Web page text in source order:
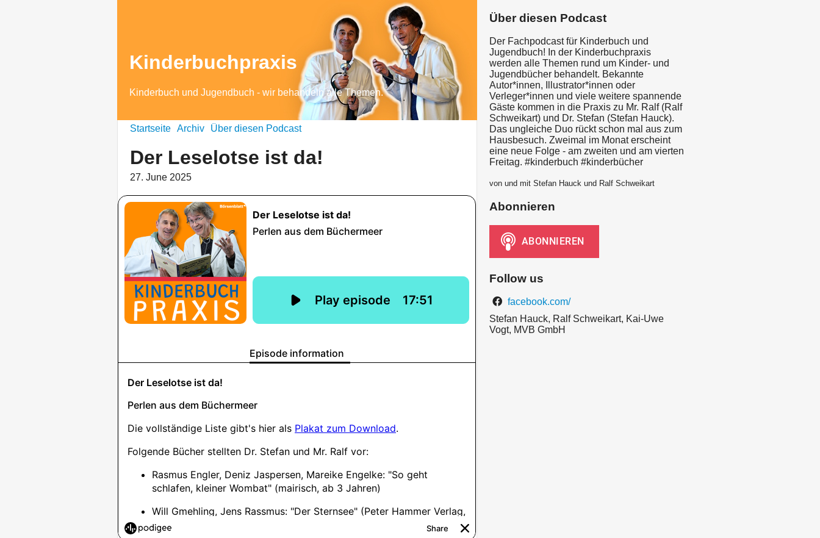
Kinderbuchpraxis
Kinderbuch und Jugendbuch - wir behandeln alle Themen.
Startseite Archiv Über diesen Podcast
Der Leselotse ist da!
27. June 2025
Über diesen Podcast
Der Fachpodcast für Kinderbuch und
Jugendbuch! In der Kinderbuchpraxis
werden alle Themen rund um Kinder- und
Jugendbücher behandelt. Bekannte
Autor*innen, Illustrator*innen oder
Verleger*innen und viele weitere spannende
Gäste kommen in die Praxis zu Mr. Ralf (Ralf
Schweikart) und Dr. Stefan (Stefan Hauck).
Das ungleiche Duo rückt schon mal aus zum
Hausbesuch. Zweimal im Monat erscheint
eine neue Folge - am zweiten und am vierten
Freitag. #kinderbuch #kinderbücher
von und mit Stefan Hauck und Ralf Schweikart
Abonnieren
Follow us
facebook.com/
Stefan Hauck, Ralf Schweikart, Kai-Uwe
Vogt, MVB GmbH